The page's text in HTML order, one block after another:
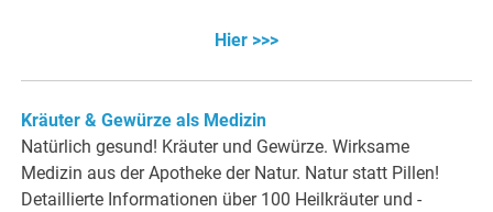
Hier >>>
Kräuter & Gewürze als Medizin
Natürlich gesund! Kräuter und Gewürze. Wirksame
Medizin aus der Apotheke der Natur. Natur statt Pillen!
Detaillierte Informationen über 100 Heilkräuter und -